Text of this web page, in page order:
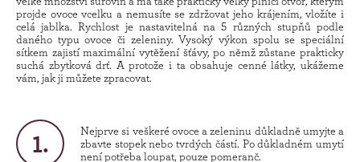
projde ovoce vcelku a nemusíte se zdržovat jeho krájením, vložíte i
celá jablka. Rychlost je nastavitelná na 5 různých stupňů podle
daného typu ovoce či zeleniny. Vysoký výkon spolu se speciální
sítkem zajistí maximální vytěžení šťávy, po němž zůstane prakticky
suchá zbytková drť. A protože i ta obsahuje cenné látky, ukážeme
vám, jak ji můžete zpracovat.
Nejprve si veškeré ovoce a zeleninu důkladně umyjte a
zbavte stopek nebo tvrdých částí. Po důkladném umytí
není potřeba loupat, pouze pomeranč.